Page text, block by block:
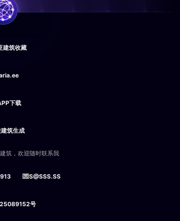
建筑收藏
下载
筑生成
筑，欢迎随时联系我
S@SSS.SS
号